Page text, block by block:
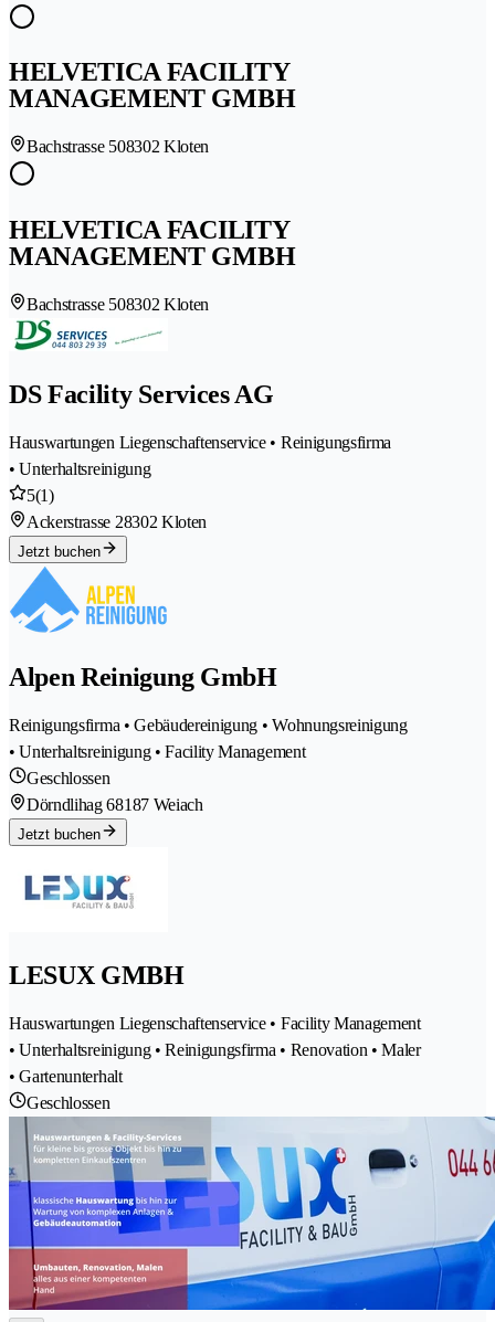
HELVETICA FACILITY
MANAGEMENT GMBH
Bachstrasse 508302 Kloten
HELVETICA FACILITY
MANAGEMENT GMBH
Bachstrasse 508302 Kloten
DS Facility Services AG
Hauswartungen Liegenschaftenservice • Reinigungsfirma
• Unterhaltsreinigung
5(1)
Ackerstrasse 28302 Kloten
Jetzt buchen
Alpen Reinigung GmbH
Reinigungsfirma • Gebäudereinigung • Wohnungsreinigung
• Unterhaltsreinigung • Facility Management
Geschlossen
Dörndlihag 68187 Weiach
Jetzt buchen
LESUX GMBH
Hauswartungen Liegenschaftenservice • Facility Management
• Unterhaltsreinigung • Reinigungsfirma • Renovation • Maler
• Gartenunterhalt
Geschlossen